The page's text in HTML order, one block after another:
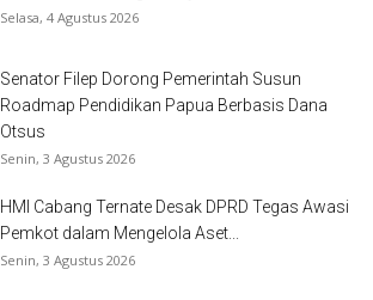
Selasa, 4 Agustus 2026
Senator Filep Dorong Pemerintah Susun
Roadmap Pendidikan Papua Berbasis Dana
Otsus
Senin, 3 Agustus 2026
HMI Cabang Ternate Desak DPRD Tegas Awasi
Pemkot dalam Mengelola Aset...
Senin, 3 Agustus 2026